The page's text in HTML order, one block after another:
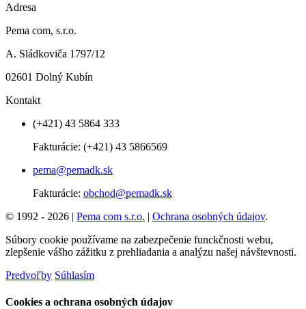
Adresa
Pema com, s.r.o.
A. Sládkoviča 1797/12
02601 Dolný Kubín
Kontakt
(+421) 43 5864 333
Fakturácie: (+421) 43 5866569
pema@pemadk.sk
Fakturácie: obchod@pemadk.sk
© 1992 - 2026 | Pema com s.r.o. | Ochrana osobných údajov.
Súbory cookie používame na zabezpečenie funckčnosti webu,
zlepšenie vášho zážitku z prehliadania a analýzu našej návštevnosti.
Predvoľby Súhlasím
Cookies a ochrana osobných údajov